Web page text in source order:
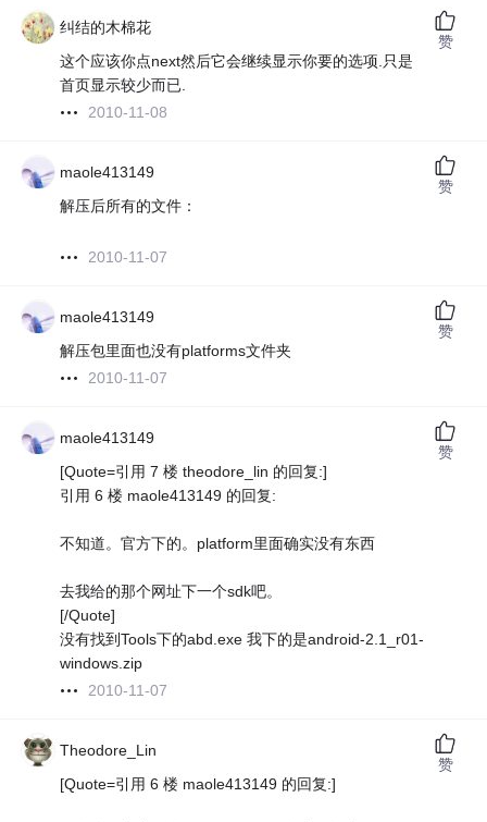
纠结的木棉花
这个应该你点next然后它会继续显示你要的选项.只是
首页显示较少而已.
2010-11-08
赞
maole413149
解压后所有的文件：
2010-11-07
赞
maole413149
解压包里面也没有platforms文件夹
2010-11-07
赞
maole413149
[Quote=引用 7 楼 theodore_lin 的回复:]
引用 6 楼 maole413149 的回复:
不知道。官方下的。platform里面确实没有东西
去我给的那个网址下一个sdk吧。
[/Quote]
没有找到Tools下的abd.exe 我下的是android-2.1_r01-
windows.zip
2010-11-07
赞
Theodore_Lin
[Quote=引用 6 楼 maole413149 的回复:]
赞